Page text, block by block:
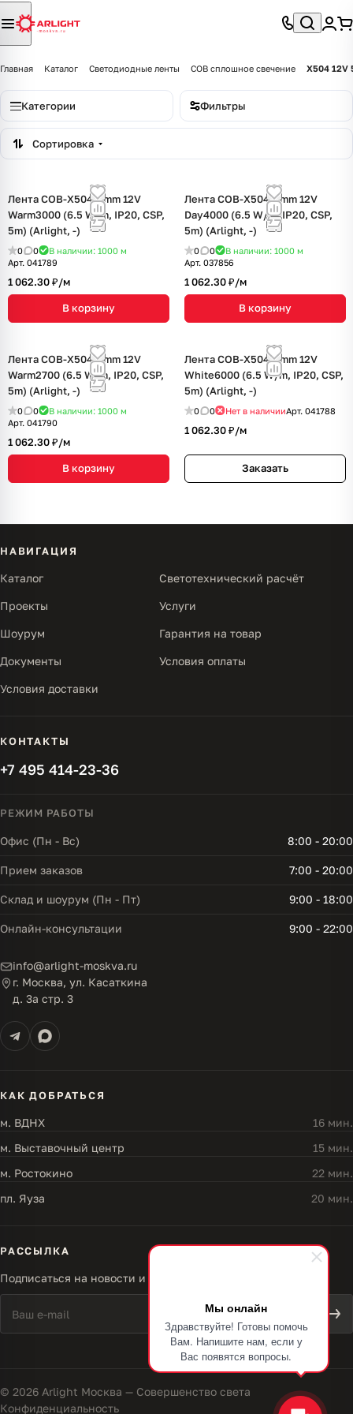
Мы онлайн
Здравствуйте! Готовы помочь
Вам. Напишите нам, если у
Вас появятся вопросы.
Главная Каталог Светодиодные ленты COB сплошное свечение X504 12V
Категории Фильтры
Сортировка
Лента COB-X504-5mm 12V
Warm3000 (6.5 W/m, IP20, CSP,
5m) (Arlight, -)
0 0 В наличии: 1000 м
Арт. 041789
1 062.30 ₽/м
В корзину
Лента COB-X504-5mm 12V
Day4000 (6.5 W/m, IP20, CSP,
5m) (Arlight, -)
0 0 В наличии: 1000 м
Арт. 037856
1 062.30 ₽/м
В корзину
Лента COB-X504-5mm 12V
Warm2700 (6.5 W/m, IP20, CSP,
5m) (Arlight, -)
0 0 В наличии: 1000 м
Арт. 041790
1 062.30 ₽/м
В корзину
Лента COB-X504-5mm 12V
White6000 (6.5 W/m, IP20, CSP,
5m) (Arlight, -)
0 0 Нет в наличииАрт. 041788
1 062.30 ₽/м
Заказать
НАВИГАЦИЯ
Каталог Светотехнический расчёт
Проекты Услуги
Шоурум Гарантия на товар
Документы Условия оплаты
Условия доставки
КОНТАКТЫ
+7 495 414-23-36
РЕЖИМ РАБОТЫ
Офис (Пн - Вс) 8:00 - 20:00
Прием заказов 7:00 - 20:00
Склад и шоурум (Пн - Пт) 9:00 - 18:00
Онлайн-консультации 9:00 - 22:00
info@arlight-moskva.ru
г. Москва, ул. Касаткина
д. 3а стр. 3
КАК ДОБРАТЬСЯ
м. ВДНХ
16 мин.
м. Выставочный центр
15 мин.
м. Ростокино
22 мин.
пл. Яуза
20 мин.
РАССЫЛКА
Подписаться на новости и акции
© 2026 Arlight Москва — Совершенство света
Конфиденциальность